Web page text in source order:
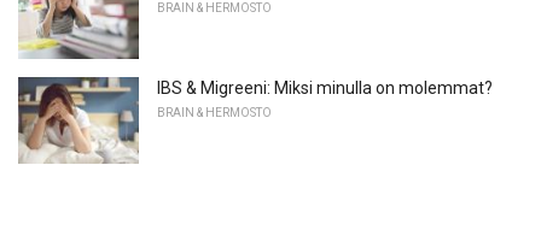
BRAIN & HERMOSTO
IBS & Migreeni: Miksi minulla on molemmat?
BRAIN & HERMOSTO